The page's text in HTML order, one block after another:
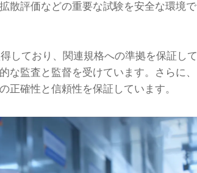
散評価などの重要な試験を安全な環境で
しており、関連規格への準拠を保証して
な監査と監督を受けています。さらに、
正確性と信頼性を保証しています。